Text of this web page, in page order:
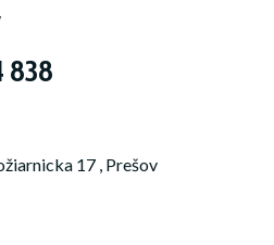
838
17 , Prešov